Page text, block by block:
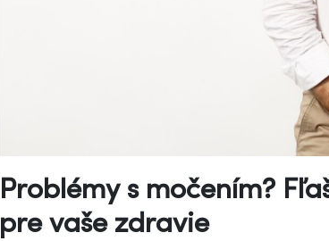
Problémy s močením?
pre vaše zdravie